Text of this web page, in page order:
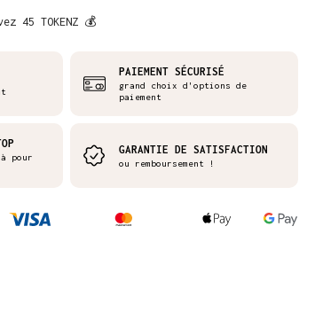
45 TOKENZ 💰
PAIEMENT SÉCURISÉ
grand choix d'options de
paiement
pour
GARANTIE DE SATISFACTION
ou remboursement !